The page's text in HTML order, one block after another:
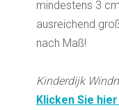
mindestens 3
ausreichend
nach Maß!
Kinderdijk
Klicken Sie